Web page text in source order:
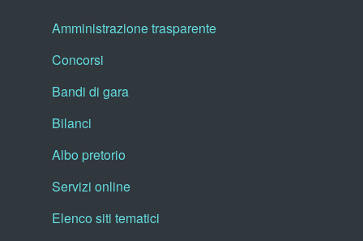
Amministrazione trasparente
Concorsi
Bandi di gara
Bilanci
Albo pretorio
Servizi online
Elenco siti tematici